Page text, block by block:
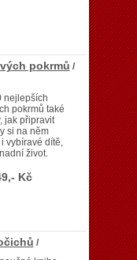
pokrmů /
nejlepších
pokrmů také
jak připravit
si na něm
vybíravé dítě,
život.
Kč
/